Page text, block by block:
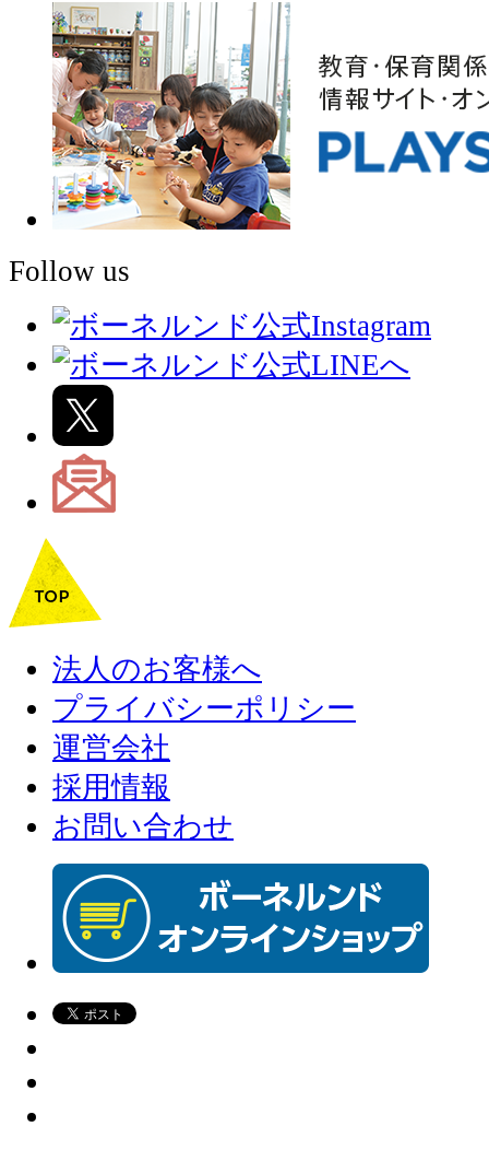
Follow us
法人のお客様へ
プライバシーポリシー
運営会社
採用情報
お問い合わせ